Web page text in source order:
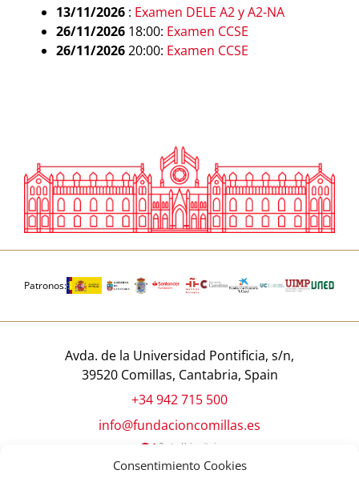
Consentimiento Cookies
13/11/2026: Examen DELE A2 y A2-NA
26/11/202618:00: Examen CCSE
26/11/202620:00: Examen CCSE
Patronos:
Avda. de la Universidad Pontificia, s/n,
39520 Comillas, Cantabria, Spain
+34 942 715 500
info@fundacioncomillas.es